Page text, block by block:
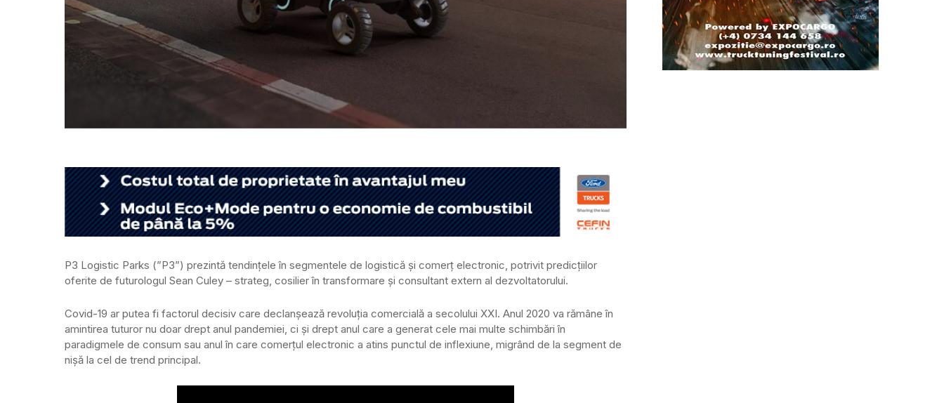
P3 Logistic Parks (”P3”) prezintă tendințele în segmentele de logistică și comerț electronic, potrivit predicțiilor
oferite de futurologul Sean Culey – strateg, cosilier în transformare și consultant extern al dezvoltatorului.
Covid-19 ar putea fi factorul decisiv care declanșează revoluția comercială a secolului XXI. Anul 2020 va rămâne în
amintirea tuturor nu doar drept anul pandemiei, ci și drept anul care a generat cele mai multe schimbări în
paradigmele de consum sau anul în care comerțul electronic a atins punctul de inflexiune, migrând de la segment de
nișă la cel de trend principal.